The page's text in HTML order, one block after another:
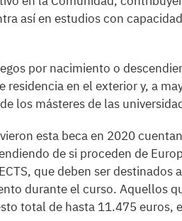
así en estudios con
por nacimiento o
residencia en el exterior y, a
los másteres de las
esta beca en 2020
de si proceden de
que deben ser destinados
durante el curso. Aquellos
total de hasta 11.475 euros,